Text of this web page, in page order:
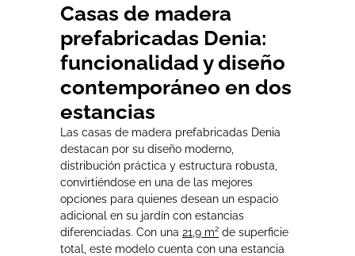
Casas de madera
prefabricadas Denia:
funcionalidad y diseño
contemporáneo en dos
estancias
Las casas de madera prefabricadas Denia
destacan por su diseño moderno,
distribución práctica y estructura robusta,
convirtiéndose en una de las mejores
opciones para quienes desean un espacio
adicional en su jardín con estancias
diferenciadas. Con una 21,9 m² de superficie
total, este modelo cuenta con una estancia